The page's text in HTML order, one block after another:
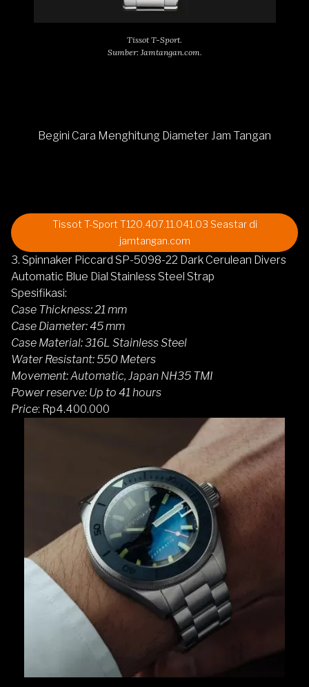
Tissot T-Sport.
Sumber: Jamtangan.com.
Begini Cara Menghitung Diameter Jam Tangan
Tissot T-Sport T120.407.11.041.03 Seastar di
jamtangan.com
3. Spinnaker Piccard SP-5098-22 Dark Cerulean Divers
Automatic Blue Dial Stainless Steel Strap
Spesifikasi:
Case Thickness: 21 mm
Case Diameter: 45 mm
Case Material: 316L Stainless Steel
Water Resistant: 550 Meters
Movement: Automatic, Japan NH35 TMI
Power reserve: Up to 41 hours
Price: Rp4.400.000